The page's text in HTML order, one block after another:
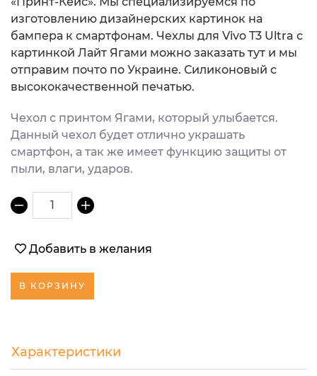
изготовлению дизайнерских картинок на
бампера к смартфонам. Чехлы для Vivo T3 Ultra с
картинкой Лайт Ягами можно заказать тут и мы
отправим почто по Украине. Силиконовый с
высококачественной печатью.
Чехол с принтом Ягами, который улыбается.
Данный чехол будет отлично украшать
смартфон, а так же имеет функцию защиты от
пыли, влаги, ударов.
1
Добавить в желания
В КОРЗИНУ
Характеристики